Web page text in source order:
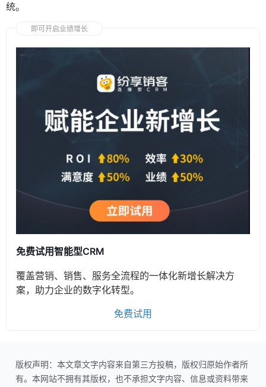
统。
即可开启业绩增长
免费试用智能型CRM
覆盖营销、销售、服务全流程的一体化新增长解决方
案，助力企业的数字化转型。
免费试用
版权声明：本文章文字内容来自第三方投稿，版权归原始作者所
有。本网站不拥有其版权，也不承担文字内容、信息或资料带来